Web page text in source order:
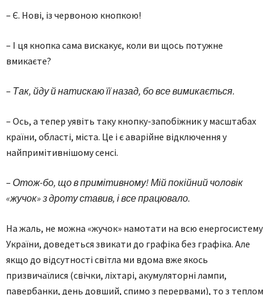
– Є. Нові, із червоною кнопкою!
– І ця кнопка сама вискакує, коли ви щось потужне
вмикаєте?
– Так, йду й натискаю її назад, бо все вимикається.
– Ось, а тепер уявіть таку кнопку-запобіжник у масштабах
країни, області, міста. Це і є аварійне відключення у
найпримітивнішому сенсі.
– Отож-бо, що в примітивному! Мій покійний чоловік
«жучок» з дроту ставив, і все працювало.
На жаль, не можна «жучок» намотати на всю енергосистему
України, доведеться звикати до графіка без графіка. Але
якщо до відсутності світла ми вдома вже якось
призвичаїлися (свічки, ліхтарі, акумуляторні лампи,
павербанки, день довший, спимо з перервами), то з теплом